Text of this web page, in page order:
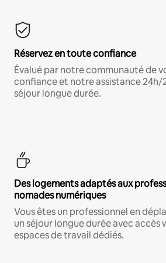
Réservez en toute confiance
Évalué par notre communauté de
confiance et notre assistance
séjour longue durée.
Des logements adaptés aux
nomades numériques
Vous êtes un professionnel en
un séjour longue durée avec
espaces de travail dédiés.